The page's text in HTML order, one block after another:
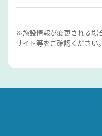
※施設情報が変更される場
サイト等をご確認ください。